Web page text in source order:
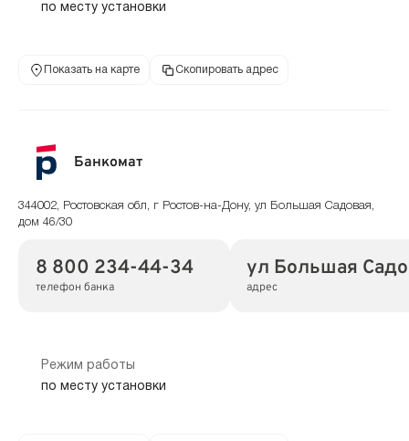
по месту установки
Показать на карте Скопировать адрес
Банкомат
344002, Ростовская обл, г Ростов-на-Дону, ул Большая Садовая,
дом 46/30
8 800 234-44-34
телефон банка
ул Большая
адрес
Режим работы
по месту установки